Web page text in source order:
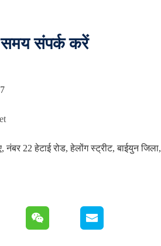
संपर्क करें
नंबर 22 हेटाई रोड, हेलोंग स्ट्रीट, बाईयुन जिला,